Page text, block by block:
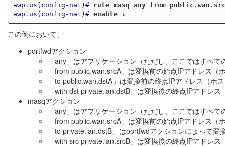
awplus(config-nat)#
rule masq any from
awplus(config-nat)# enable ↓
この例において、
portfwdアクション
「any」はアプリケーション（ただし、ここではすべ
「from public.wan.srcA」は変換前の始点IPアドレス（
「to public.wan.dstA」は変換前の終点IPアドレス（ホ
「with dst private.lan.dstB」は変換後の終点IPアドレス
masqアクション
「any」はアプリケーション（ただし、ここではすべ
「from public.wan.srcA」は変換前の始点IPアドレス（
「to private.lan.dstB」はportfwdアクションによって
「with src private.lan.srcB」は変換後の終点IPアドレス